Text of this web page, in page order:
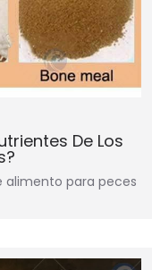
De Los
alimento para peces